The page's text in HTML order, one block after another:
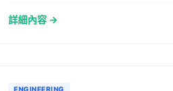
詳細內容 →
ENGINEERING